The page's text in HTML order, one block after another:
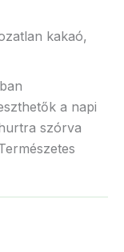
kakaó,
a napi
szórva